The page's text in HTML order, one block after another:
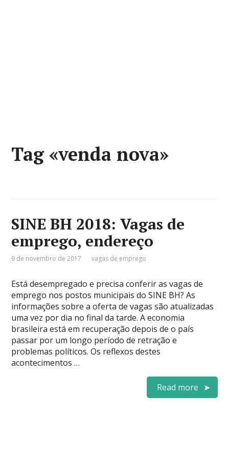
Tag «venda nova»
SINE BH 2018: Vagas de
emprego, endereço
9 de novembro de 2017 vagas de emprego
Está desempregado e precisa conferir as vagas de
emprego nos postos municipais do SINE BH? As
informações sobre a oferta de vagas são atualizadas
uma vez por dia no final da tarde. A economia
brasileira está em recuperação depois de o país
passar por um longo período de retração e
problemas políticos. Os reflexos destes
acontecimentos …
Read more